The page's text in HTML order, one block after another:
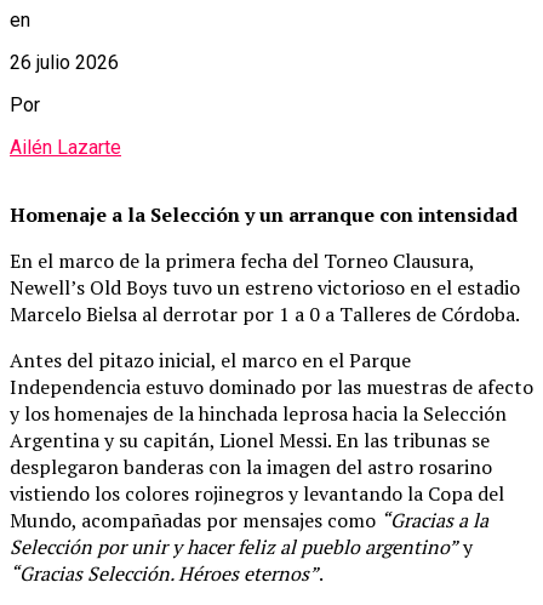
en
26 julio 2026
Por
Ailén Lazarte
Homenaje a la Selección y un arranque con intensidad
En el marco de la primera fecha del Torneo Clausura,
Newell’s Old Boys tuvo un estreno victorioso en el estadio
Marcelo Bielsa al derrotar por 1 a 0 a Talleres de Córdoba.
Antes del pitazo inicial, el marco en el Parque
Independencia estuvo dominado por las muestras de afecto
y los homenajes de la hinchada leprosa hacia la Selección
Argentina y su capitán, Lionel Messi. En las tribunas se
desplegaron banderas con la imagen del astro rosarino
vistiendo los colores rojinegros y levantando la Copa del
Mundo, acompañadas por mensajes como “Gracias a la
Selección por unir y hacer feliz al pueblo argentino”y
“Gracias Selección. Héroes eternos”.